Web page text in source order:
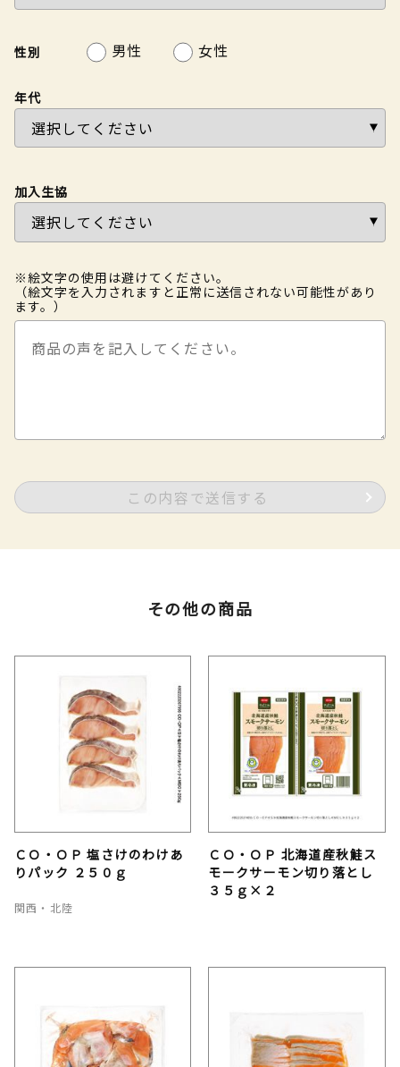
性別 男性 女性
年代
加入生協
※絵文字の使用は避けてください。
（絵文字を入力されますと正常に送信されない可能性があり
ます。）
この内容で送信する
その他の商品
ＣＯ・ＯＰ 塩さけのわけあ
りパック ２５０ｇ
関西・北陸
ＣＯ・ＯＰ 北海道産秋鮭ス
モークサーモン切り落とし
３５ｇ×２